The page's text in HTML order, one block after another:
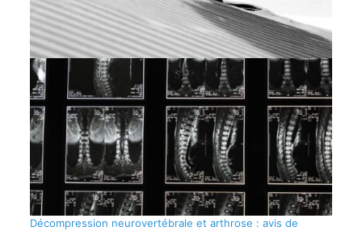
Décompression neurovertébrale et arthrose : avis de